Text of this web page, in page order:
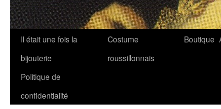
Il était une fois la
bijouterie
Costume
roussillonnais
Boutique
Politique de
confidentialité